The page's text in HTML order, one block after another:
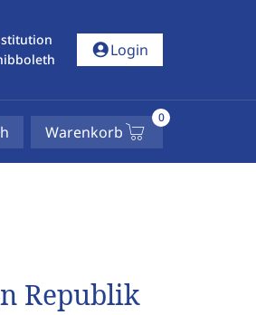
account_circleLogin
Warenkorb
0
Republik